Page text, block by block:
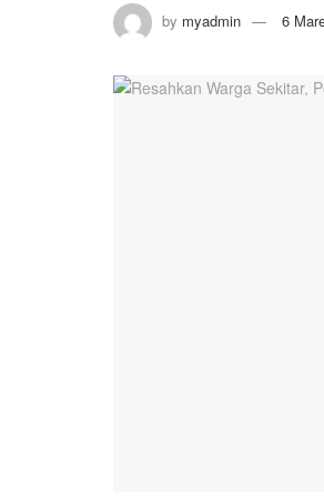
by myadmin 6